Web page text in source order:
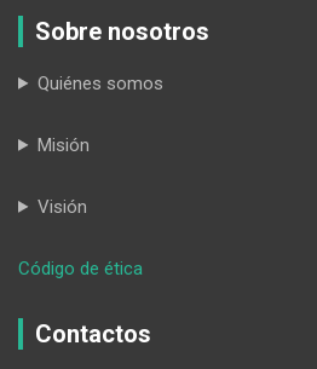
Sobre nosotros
Quiénes somos
Misión
Visión
Código de ética
Roja
Contactos